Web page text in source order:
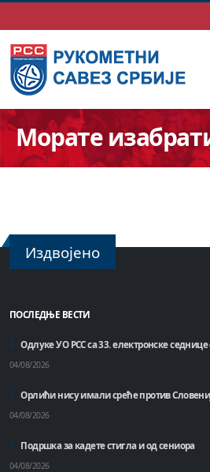
Морате
Издвојено
ПОСЛЕДЊЕ ВЕСТИ
Одлуке УО РСС са 33. електронске седнице
04/08/2026
Орлићи нису имали среће против
04/08/2026
Подршка за кадете стигла и од сениора
04/08/2026